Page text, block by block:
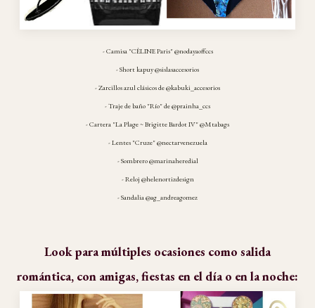
- Camisa "CÈLINE Paris" @nodayaoffccs
- Short kapuy @sislasaccesorios
- Zarcillos azul clásicos de @kabuki_accesorios
- Traje de baño "Río" de @prainha_ccs
- Cartera "La Plage ~ Brigitte Bardot IV" @Mtabags
- Lentes "Cruze" @nectarvenezuela
- Sombrero @marinaheredial
- Reloj @helenortizdesign
- Sandalia @ag_andreagomez
Look para múltiples ocasiones como salida
romántica, con amigas, fiestas en el día o en la noche: